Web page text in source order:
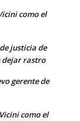
como el
justicia de
dejar rastro
gerente de
como el